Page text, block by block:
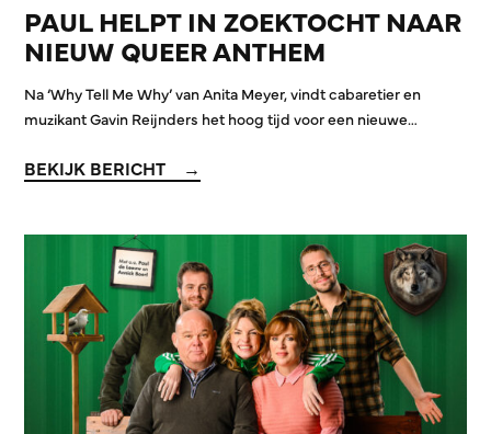
PAUL HELPT IN ZOEKTOCHT NAAR
NIEUW QUEER ANTHEM
Na ‘Why Tell Me Why’ van Anita Meyer, vindt cabaretier en
muzikant Gavin Reijnders het hoog tijd voor een nieuwe…
BEKIJK BERICHT